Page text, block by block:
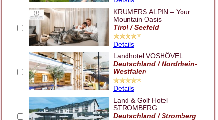
KRUMERS ALPIN – Your
Mountain Oasis
Tirol / Seefeld
Details
Landhotel VOSHÖVEL
Deutschland / Nordrhein-
Westfalen
Details
Land & Golf Hotel
STROMBERG
Deutschland / Stromberg